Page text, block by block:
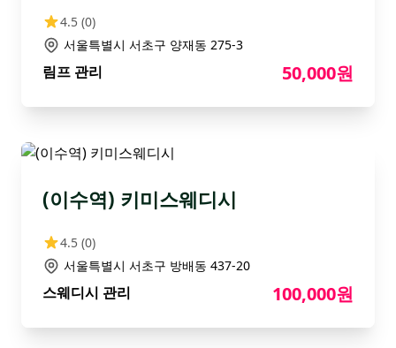
4.5 (0)
서울특별시 서초구 양재동 275-3
림프 관리 50,000원
(이수역) 키미스웨디시
4.5 (0)
서울특별시 서초구 방배동 437-20
스웨디시 관리 100,000원